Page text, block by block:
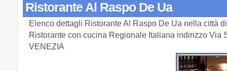
Ristorante Al Raspo De Ua
Elenco dettagli Ristorante Al Raspo De Ua nella città
Ristorante con cucina Regionale Italiana indirizzo Via
VENEZIA